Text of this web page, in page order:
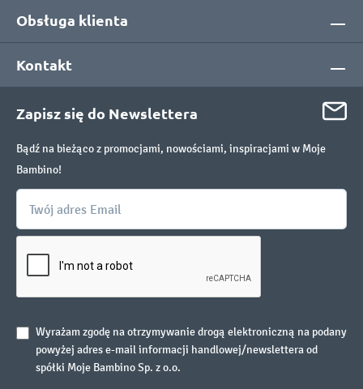
Obsługa klienta
Kontakt
Zapisz się do Newslettera
Bądź na bieżąco z promocjami, nowościami, inspiracjami w Moje
Bambino!
Wyrażam zgodę na otrzymywanie drogą elektroniczną na podany
powyżej adres e-mail informacji handlowej/newslettera od
spółki Moje Bambino Sp. z o.o.